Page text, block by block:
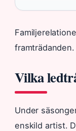
framträdanden.
Vilka
Under
enskild artist.